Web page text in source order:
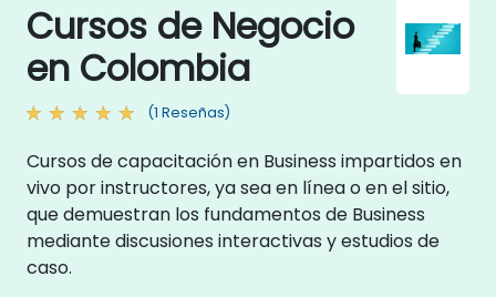
Cursos de Negocio
en Colombia
(1 Reseñas)
Cursos de capacitación en Business impartidos en
vivo por instructores, ya sea en línea o en el sitio,
que demuestran los fundamentos de Business
mediante discusiones interactivas y estudios de
caso.